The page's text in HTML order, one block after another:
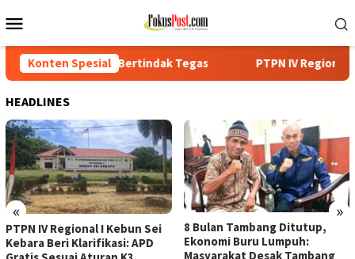
ke
Mobile
Konten Spesial
Tegas PTPN IV Regional I Kebun Sei Kebara
HEADLINES
« »
PTPN IV Regional I Kebun Sei
Kebara Beri Klarifikasi: APD
8 Bulan Tambang Ditutup,
Ekonomi Buru Lumpuh:
Masyarakat Desak Tambang